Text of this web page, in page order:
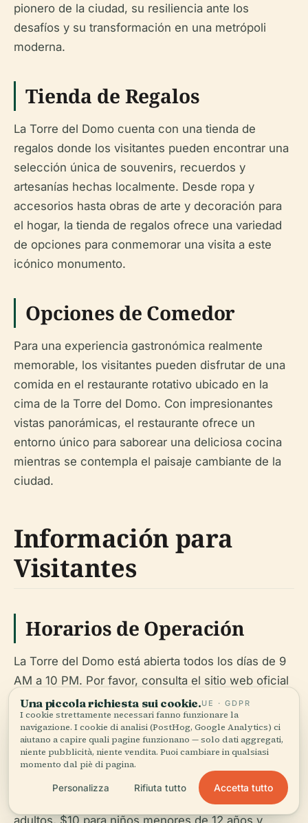
pionero de la ciudad, su resiliencia ante los
desafíos y su transformación en una metrópoli
moderna.
Tienda de Regalos
La Torre del Domo cuenta con una tienda de
regalos donde los visitantes pueden encontrar una
selección única de souvenirs, recuerdos y
artesanías hechas localmente. Desde ropa y
accesorios hasta obras de arte y decoración para
el hogar, la tienda de regalos ofrece una variedad
de opciones para conmemorar una visita a este
icónico monumento.
Opciones de Comedor
Para una experiencia gastronómica realmente
memorable, los visitantes pueden disfrutar de una
comida en el restaurante rotativo ubicado en la
cima de la Torre del Domo. Con impresionantes
vistas panorámicas, el restaurante ofrece un
entorno único para saborear una deliciosa cocina
mientras se contempla el paisaje cambiante de la
ciudad.
Información para
Visitantes
Horarios de Operación
La Torre del Domo está abierta todos los días de 9
AM a 10 PM. Por favor, consulta el sitio web oficial
para cualquier cambio en los horarios de operación
debido a eventos especiales o mantenimiento.
Precios de Boletos
Los boletos de admisión general son $15 para
adultos, $10 para niños menores de 12 años y
Una piccola richiesta sui cookie.UE · GDPR
I cookie strettamente necessari fanno funzionare la
navigazione. I cookie di analisi (PostHog, Google Analytics) ci
aiutano a capire quali pagine funzionano — solo dati aggregati,
niente pubblicità, niente vendita. Puoi cambiare in qualsiasi
momento dal piè di pagina.
Personalizza Rifiuta tutto Accetta tutto